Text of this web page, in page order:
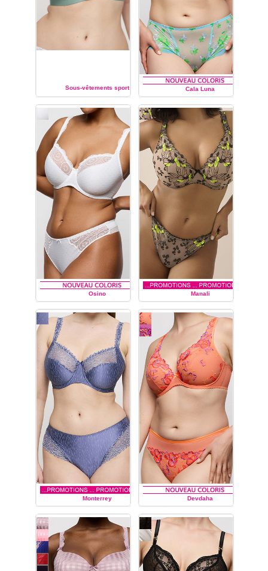
Sous-vêtements sport
PRIMA DONNA
Cala Luna
PRIMA DONNA
Osino
PRIMA DONNA
Manali
PRIMA DONNA
Monterrey
PRIMA DONNA
Devdaha
PRIMA DONNA